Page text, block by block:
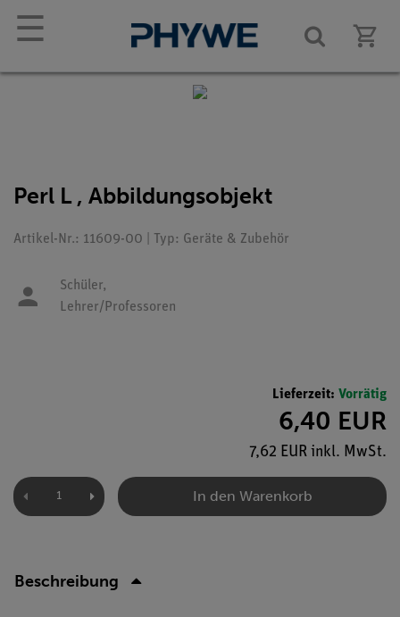
☰
Perl L , Abbildungsobjekt
Artikel-Nr.: 11609-00 | Typ: Geräte & Zubehör
Schüler,
Lehrer/Professoren
Lieferzeit: Vorrätig
6,40 EUR
7,62 EUR inkl. MwSt.
In den Warenkorb
Beschreibung